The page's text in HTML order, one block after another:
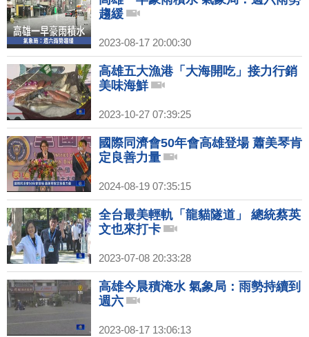
趨緩
2023-08-17 20:00:30
高雄五大漁港「大海開吃」接力行銷
美味海鮮
2023-10-27 07:39:25
國際同濟會50年會高雄登場 蕭美琴肯
定良善力量
2024-08-19 07:35:15
全台最美輕軌「龍貓隧道」 總統蔡英
文也來打卡
2023-07-08 20:33:28
高雄今晨積淹水 氣象局：雨勢持續到
週六
2023-08-17 13:06:13